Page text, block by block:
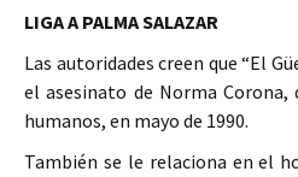
LIGA A PALMA SALAZAR
Las autoridades creen que “El
el asesinato de Norma Corona,
humanos, en mayo de 1990.
También se le relaciona en el